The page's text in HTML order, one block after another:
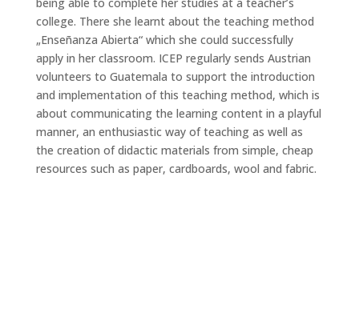
college. There she learnt about the teaching method
„Enseñanza Abierta“ which she could successfully
apply in her classroom. ICEP regularly sends Austrian
volunteers to Guatemala to support the introduction
and implementation of this teaching method, which is
about communicating the learning content in a playful
manner, an enthusiastic way of teaching as well as
the creation of didactic materials from simple, cheap
resources such as paper, cardboards, wool and fabric.